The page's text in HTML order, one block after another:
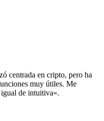
centrada en cripto, pero ha
muy útiles. Me
igual de intuitiva».